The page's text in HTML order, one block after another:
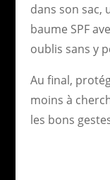
dans son sac,
baume SPF
oublis sans y
Au final,
moins à
les bons